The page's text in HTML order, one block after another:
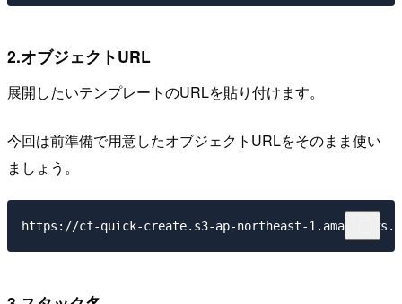
2.オブジェクトURL
展開したいテンプレートのURLを貼り付けます。
今回は前準備で用意したオブジェクトURLをそのまま使い
ましょう。